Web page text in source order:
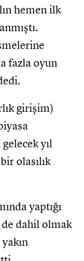
hemen ilk
fazla oyun
girişim)
yıl
olasılık
yaptığı
dahil olmak